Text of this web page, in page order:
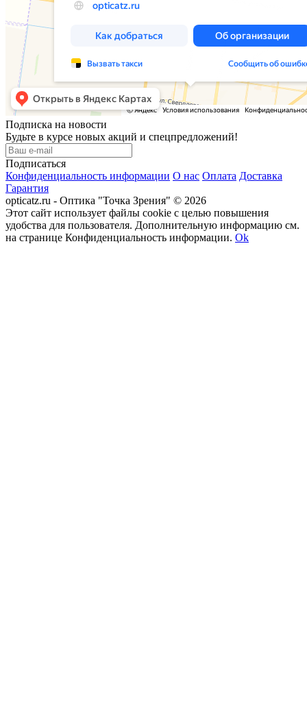
Подписка на новости
Будьте в курсе новых акций и спецпредложений!
Подписаться
Конфиденциальность информации О нас Оплата Доставка
Гарантия
opticatz.ru - Оптика "Точка Зрения" © 2026
Этот сайт использует файлы cookie с целью повышения
удобства для пользователя. Дополнительную информацию см.
на странице Конфиденциальность информации. Ok